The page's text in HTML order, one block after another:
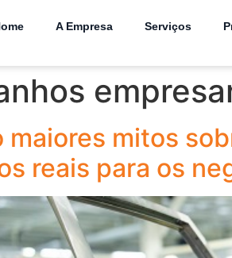
A Empresa Serviços
maiores mitos
reais para os